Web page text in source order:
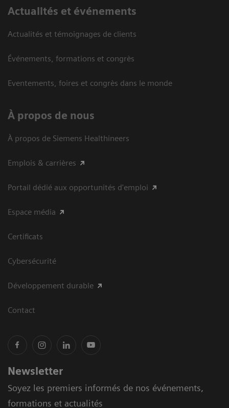
Actualités et événements
Actualités et témoignages de clients
Événements, formations et congrès
Eventements, foires et congrès dans le monde
À propos de nous
À propos de Siemens Healthineers
Emplois & carrières
Portail dédié aux opportunités d'emploi
Espace média
Certificats
Cybersécurité
Développement durable
Contact
Newsletter
Soyez les premiers informés de nos événements,
formations et actualités